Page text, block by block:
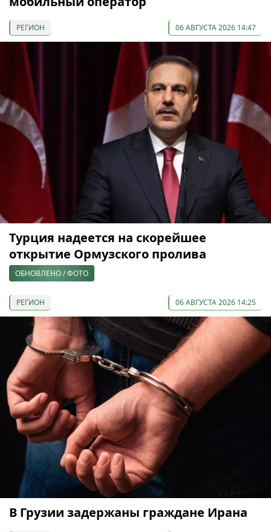
РЕГИОН 06 АВГУСТА 2026 14:47
Турция надеется на скорейшее
открытие Ормузского пролива
ОБНОВЛЕНО / ФОТО
РЕГИОН 06 АВГУСТА 2026 14:25
В Грузии задержаны граждане Ирана